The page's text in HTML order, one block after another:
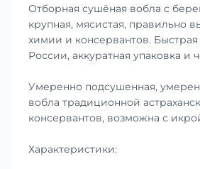
Отборная сушёная вобла с
крупная, мясистая, правильно
химии и консервантов. Быстрая
России, аккуратная упаковка и
Умеренно подсушенная,
вобла традиционной
консервантов, возможна с
Характеристики: